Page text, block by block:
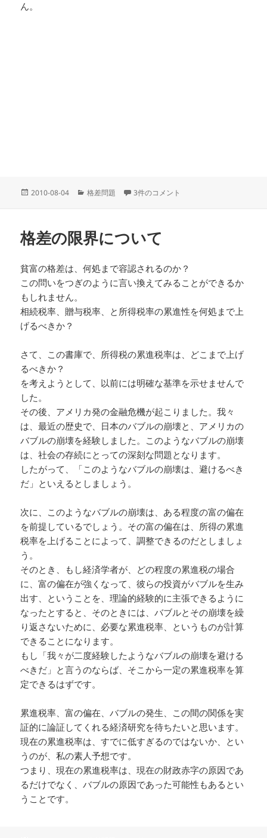
ん。
投
2010-08-04
カ
ー
格差問題 消費税の逆進性への反論への批判 への
3件のコメント
格差の限界について
貧富の格差は、何処まで容認されるのか？
この問いをつぎのように言い換えてみることができるか
もしれません。
相続税率、贈与税率、と所得税率の累進性を何処まで上
げるべきか？
さて、この書庫で、所得税の累進税率は、どこまで上げ
るべきか？
を考えようとして、以前には明確な基準を示せませんで
した。
その後、アメリカ発の金融危機が起こりました。我々
は、最近の歴史で、日本のバブルの崩壊と、アメリカの
バブルの崩壊を経験しました。このようなバブルの崩壊
は、社会の存続にとっての深刻な問題となります。
したがって、「このようなバブルの崩壊は、避けるべき
だ」といえるとしましょう。
次に、このようなバブルの崩壊は、ある程度の富の偏在
を前提しているでしょう。その富の偏在は、所得の累進
税率を上げることによって、調整できるのだとしましょ
う。
そのとき、もし経済学者が、どの程度の累進税の場合
に、富の偏在が強くなって、彼らの投資がバブルを生み
出す、ということを、理論的経験的に主張できるように
なったとすると、そのときには、バブルとその崩壊を繰
り返さないために、必要な累進税率、というものが計算
できることになります。
もし「我々が二度経験したようなバブルの崩壊を避ける
べきだ」と言うのならば、そこから一定の累進税率を算
定できるはずです。
累進税率、富の偏在、バブルの発生、この間の関係を実
証的に論証してくれる経済研究を待ちたいと思います。
現在の累進税率は、すでに低すぎるのではないか、とい
うのが、私の素人予想です。
つまり、現在の累進税率は、現在の財政赤字の原因であ
るだけでなく、バブルの原因であった可能性もあるとい
うことです。